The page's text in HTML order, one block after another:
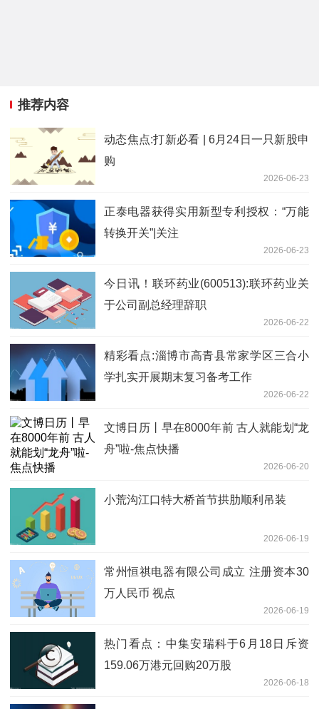
推荐内容
动态焦点:打新必看 | 6月24日一只新股申
购
2026-06-23
正泰电器获得实用新型专利授权：“万能
转换开关”|关注
2026-06-23
今日讯！联环药业(600513):联环药业关
于公司副总经理辞职
2026-06-22
精彩看点:淄博市高青县常家学区三合小
学扎实开展期末复习备考工作
2026-06-22
文博日历丨早在8000年前 古人就能划“龙
舟”啦-焦点快播
2026-06-20
小荒沟江口特大桥首节拱肋顺利吊装
2026-06-19
常州恒祺电器有限公司成立 注册资本30
万人民币 视点
2026-06-19
热门看点：中集安瑞科于6月18日斥资
159.06万港元回购20万股
2026-06-18